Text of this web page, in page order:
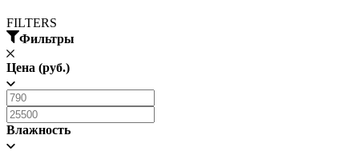
FILTERS
Фильтры
Цена (руб.)
Влажность